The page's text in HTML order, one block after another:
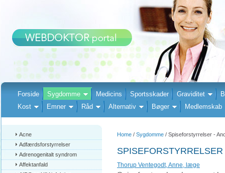
Forside Sygdomme Medicins Sportsskader Graviditet
Kost
Emner Råd Alternativ Bøger Medlemskab
Acne
Adfærdsforstyrrelser
Adrenogenitalt syndrom
Affektanfald
Home / Sygdomme / Spiseforstyrrelser -
Thorup Ventegodt, Anne, læge